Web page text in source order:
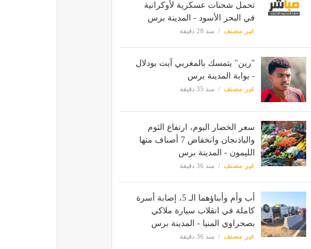
تحمل شحنات عسكرية لأوكرانية
في البحر الأسود - المدينة برس
غير مصنف منذ 28 دقيقة
"رين" يتمسك بالمغربي آيت بودلال
- بوابة المدينة برس
غير مصنف منذ 35 دقيقة
سعر الخضار اليوم، ارتفاع الثوم
والباذنجان وانخفاض 7 أصناف منها
الليمون - المدينة برس
غير مصنف منذ 36 دقيقة
أب وأم وأبناؤهما الـ 5، إصابة أسرة
كاملة في انقلاب سيارة ملاكي
بصحراوي المنيا - المدينة برس
غير مصنف منذ 36 دقيقة